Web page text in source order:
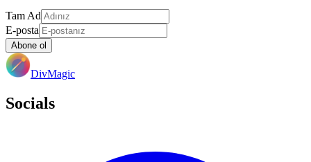
Tam Ad
E-posta
Abone ol
DivMagic
Socials